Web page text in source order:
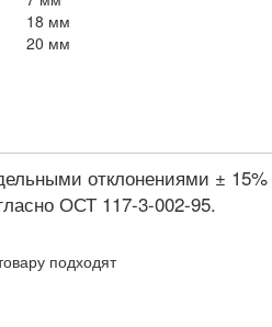
18 мм
20 мм
отклонениями ± 15%
ОСТ 117-3-002-95.
подходят